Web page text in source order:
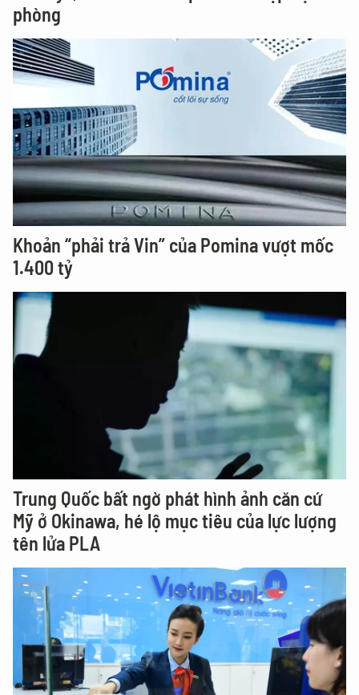
phòng
Khoản “phải trả Vin” của Pomina vượt mốc
1.400 tỷ
Trung Quốc bất ngờ phát hình ảnh căn cứ
Mỹ ở Okinawa, hé lộ mục tiêu của lực lượng
tên lửa PLA